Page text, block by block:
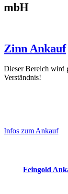
mbH
Zinn Ankauf
Dieser Bereich wird
Verständnis!
Sidebar
Infos zum Ankauf
Feingold